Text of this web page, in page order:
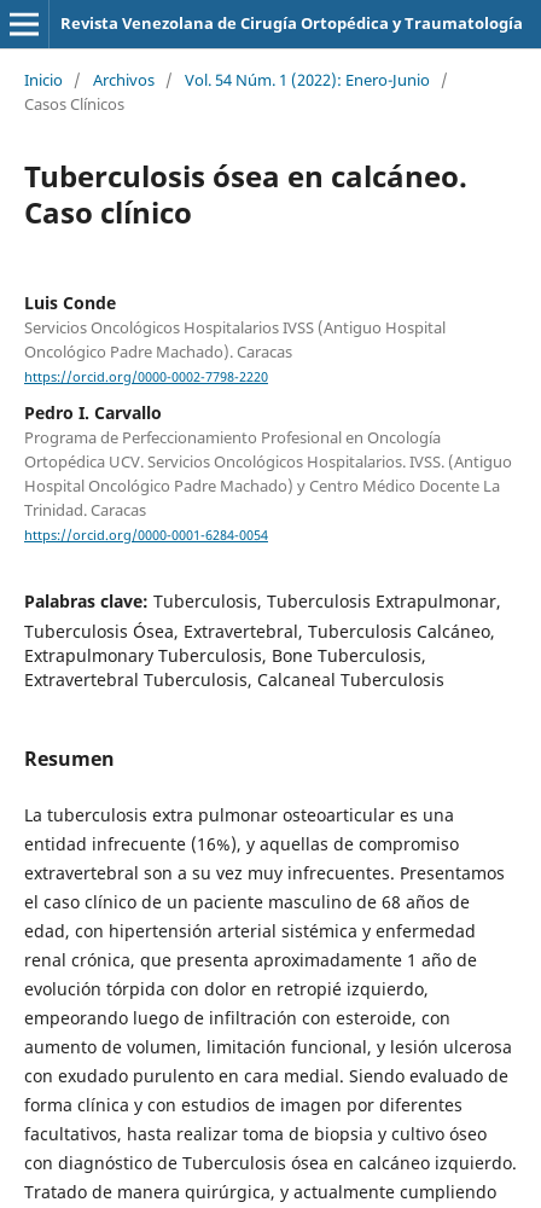
Revista Venezolana de Cirugía Ortopédica y Traumatología
Inicio / Archivos / Vol. 54 Núm. 1 (2022): Enero-Junio /
Casos Clínicos
Tuberculosis ósea en calcáneo.
Caso clínico
Luis Conde
Servicios Oncológicos Hospitalarios IVSS (Antiguo Hospital
Oncológico Padre Machado). Caracas
https://orcid.org/0000-0002-7798-2220
Pedro I. Carvallo
Programa de Perfeccionamiento Profesional en Oncología
Ortopédica UCV. Servicios Oncológicos Hospitalarios. IVSS. (Antiguo
Hospital Oncológico Padre Machado) y Centro Médico Docente La
Trinidad. Caracas
https://orcid.org/0000-0001-6284-0054
Palabras clave: Tuberculosis, Tuberculosis Extrapulmonar,
Tuberculosis Ósea, Extravertebral, Tuberculosis Calcáneo,
Extrapulmonary Tuberculosis, Bone Tuberculosis,
Extravertebral Tuberculosis, Calcaneal Tuberculosis
Resumen
La tuberculosis extra pulmonar osteoarticular es una
entidad infrecuente (16%), y aquellas de compromiso
extravertebral son a su vez muy infrecuentes. Presentamos
el caso clínico de un paciente masculino de 68 años de
edad, con hipertensión arterial sistémica y enfermedad
renal crónica, que presenta aproximadamente 1 año de
evolución tórpida con dolor en retropié izquierdo,
empeorando luego de infiltración con esteroide, con
aumento de volumen, limitación funcional, y lesión ulcerosa
con exudado purulento en cara medial. Siendo evaluado de
forma clínica y con estudios de imagen por diferentes
facultativos, hasta realizar toma de biopsia y cultivo óseo
con diagnóstico de Tuberculosis ósea en calcáneo izquierdo.
Tratado de manera quirúrgica, y actualmente cumpliendo